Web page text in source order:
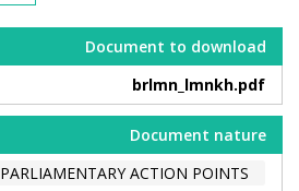
Document to download
brlmn_lmnkh.pdf
Document nature
PARLIAMENTARY ACTION POINTS